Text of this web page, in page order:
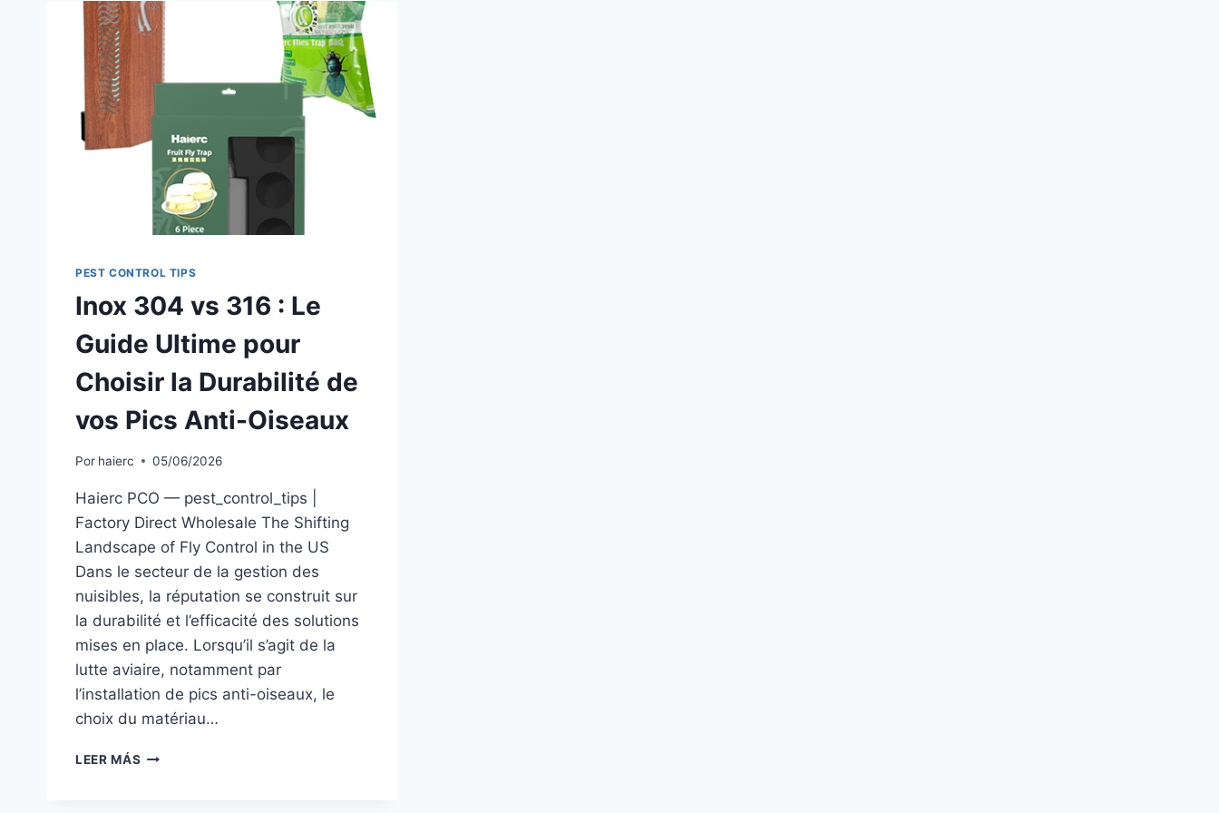
PEST CONTROL TIPS
Inox 304 vs 316 : Le
Guide Ultime pour
Choisir la Durabilité de
vos Pics Anti-Oiseaux
Por haierc 05/06/2026
Haierc PCO — pest_control_tips |
Factory Direct Wholesale The Shifting
Landscape of Fly Control in the US
Dans le secteur de la gestion des
nuisibles, la réputation se construit sur
la durabilité et l’efficacité des solutions
mises en place. Lorsqu’il s’agit de la
lutte aviaire, notamment par
l’installation de pics anti-oiseaux, le
choix du matériau…
LEER MÁS INOX